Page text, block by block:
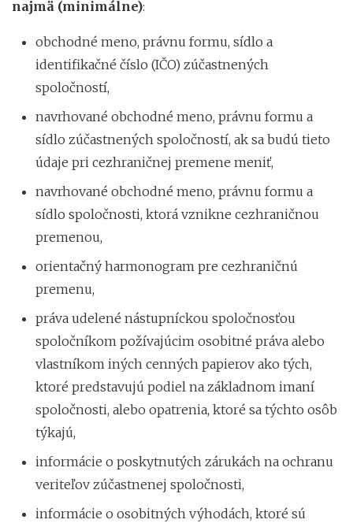
najmä (minimálne):
obchodné meno, právnu formu, sídlo a
identifikačné číslo (IČO) zúčastnených
spoločností,
navrhované obchodné meno, právnu formu a
sídlo zúčastnených spoločností, ak sa budú tieto
údaje pri cezhraničnej premene meniť,
navrhované obchodné meno, právnu formu a
sídlo spoločnosti, ktorá vznikne cezhraničnou
premenou,
orientačný harmonogram pre cezhraničnú
premenu,
práva udelené nástupníckou spoločnosťou
spoločníkom požívajúcim osobitné práva alebo
vlastníkom iných cenných papierov ako tých,
ktoré predstavujú podiel na základnom imaní
spoločnosti, alebo opatrenia, ktoré sa týchto osôb
týkajú,
informácie o poskytnutých zárukách na ochranu
veriteľov zúčastnenej spoločnosti,
informácie o osobitných výhodách, ktoré sú